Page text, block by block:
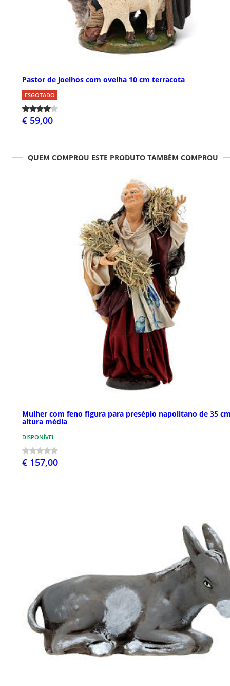
Pastor de joelhos com ovelha 10 cm terracota
ESGOTADO
€ 59,00
QUEM COMPROU ESTE PRODUTO TAMBÉM COMPROU
Mulher com feno figura para presépio napolitano de 35
altura média
DISPONÍVEL
€ 157,00